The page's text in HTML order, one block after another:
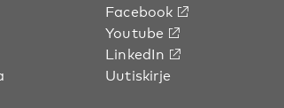
Facebook
Youtube
LinkedIn
Uutiskirje